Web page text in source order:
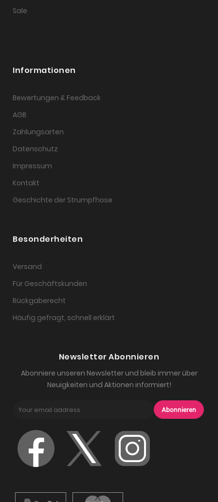
Sale
Informationen
Bewertungen & Feedback
AGB
Zahlungsarten
Datenschutz
Impressum
Kontakt
Geschichte der Strumpfhose
Besonderheiten
Versand
Für Geschäftskunden
Rückgaberecht
Häufig gefragt, schnell erklärt
Newsletter Abonnieren
Abonniere unseren Newsletter und bleib immer über
Neuigkeiten und Aktionen informiert!
Abonnieren